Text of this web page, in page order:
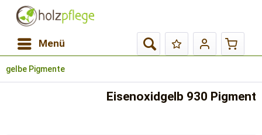
Menü
gelbe Pigmente
Eisenoxidgelb 930 Pigment